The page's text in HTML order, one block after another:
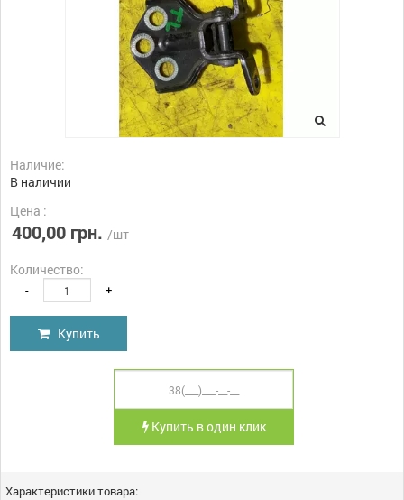
Наличие:
В наличии
Цена :
400,00 грн. /шт
Количество:
- +
Купить
Купить в один клик
Характеристики товара: